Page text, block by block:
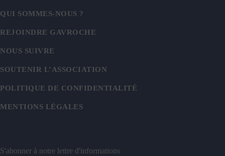
QUI SOMMES-NOUS ?
REJOINDRE GAVROCHE
NOUS SUIVRE
SOUTENIR L’ASSOCIATION
POLITIQUE DE CONFIDENTIALITÉ
MENTIONS LÉGALES
S'abonner à notre lettre d'informations